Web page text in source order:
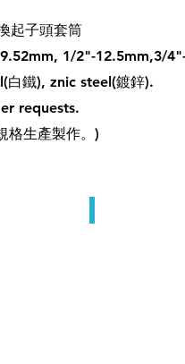
起子頭套筒
1/2"-12.5mm,3/
白鐵), znic steel(鍍鋅).
requests.
格生產製作。)